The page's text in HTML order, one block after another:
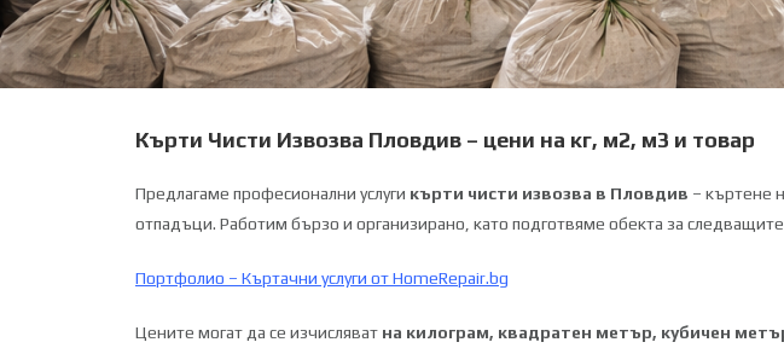
Кърти Чисти Извозва Пловдив – цени на кг, м2, м3 и товар
Предлагаме професионални услуги кърти чисти извозва в Пловдив – къртене
отпадъци. Работим бързо и организирано, като подготвяме обекта за
Портфолио – Къртачни услуги от HomeRepair.bg
Цените могат да се изчисляват на килограм, квадратен метър, кубичен